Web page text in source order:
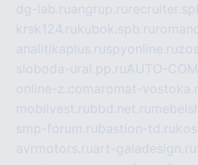
dg-lab.ruangrup.ru
krsk124.rukubok.spb.ru
analitikaplus.ruspyonline.ru
sloboda-ural.pp.ruAUTO-
online-z.comaromat-
mobilvest.rubbd.net.ru
smp-forum.rubastion-td.ru
avrmotors.ruart-galadesign.ru